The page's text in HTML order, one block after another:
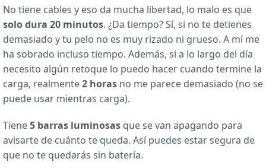
No tiene cables y eso da mucha libertad, lo malo es que
solo dura 20 minutos. ¿Da tiempo? Sí, si no te detienes
demasiado y tu pelo no es muy rizado ni grueso. A mí me
ha sobrado incluso tiempo. Además, si a lo largo del día
necesito algún retoque lo puedo hacer cuando termine la
carga, realmente2 horas no me parece demasiado (no se
puede usar mientras carga).
Tiene5 barras luminosas que se van apagando para
avisarte de cuánto te queda. Así puedes estar segura de
que no te quedarás sin batería.